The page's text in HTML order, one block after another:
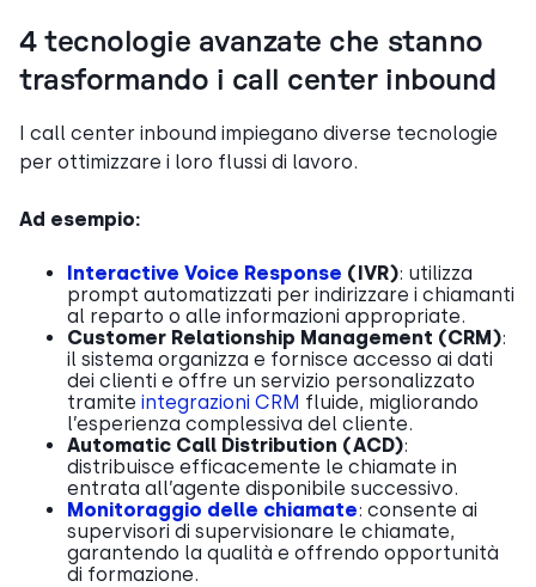
4 tecnologie avanzate che stanno
trasformando i call center inbound
I call center inbound impiegano diverse tecnologie
per ottimizzare i loro flussi di lavoro.
Ad esempio:
Interactive Voice Response (IVR): utilizza
prompt automatizzati per indirizzare i chiamanti
al reparto o alle informazioni appropriate.
Customer Relationship Management (CRM):
il sistema organizza e fornisce accesso ai dati
dei clienti e offre un servizio personalizzato
tramite integrazioni CRM fluide, migliorando
l’esperienza complessiva del cliente.
Automatic Call Distribution (ACD):
distribuisce efficacemente le chiamate in
entrata all’agente disponibile successivo.
Monitoraggio delle chiamate: consente ai
supervisori di supervisionare le chiamate,
garantendo la qualità e offrendo opportunità
di formazione.